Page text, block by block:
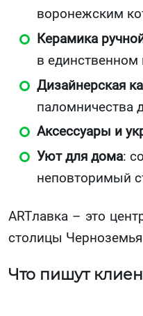
воронежским
Керамика
в единственном
Дизайнерская
паломничества
Аксессуары и
Уют для дома:
неповторимый
ARTлавка – это
столицы
Что пишут